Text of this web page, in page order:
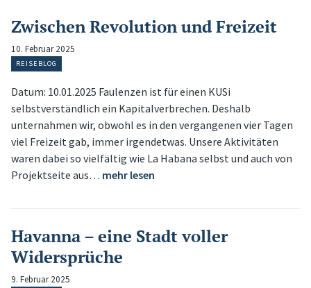
Zwischen Revolution und Freizeit
10. Februar 2025
REISEBLOG
Datum: 10.01.2025 Faulenzen ist für einen KUSi
selbstverständlich ein Kapitalverbrechen. Deshalb
unternahmen wir, obwohl es in den vergangenen vier Tagen
viel Freizeit gab, immer irgendetwas. Unsere Aktivitäten
waren dabei so vielfältig wie La Habana selbst und auch von
Projektseite aus… mehr lesen
Havanna – eine Stadt voller
Widersprüche
9. Februar 2025